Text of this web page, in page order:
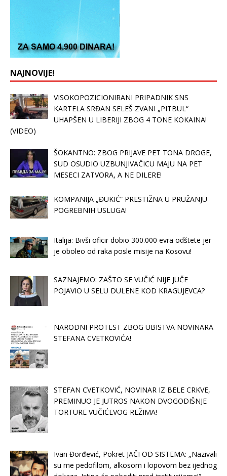
NAJNOVIJE!
VISOKOPOZICIONIRANI PRIPADNIK SNS
KARTELA SRĐAN SELEŠ ZVANI „PITBUL“
UHAPŠEN U LIBERIJI ZBOG 4 TONE KOKAINA!
(VIDEO)
ŠOKANTNO: ZBOG PRIJAVE PET TONA DROGE,
SUD OSUDIO UZBUNJIVAČICU MAJU NA PET
MESECI ZATVORA, A NE DILERE!
KOMPANIJA „ĐUKIĆ“ PRESTIŽNA U PRUŽANJU
POGREBNIH USLUGA!
Italija: Bivši oficir dobio 300.000 evra odštete jer
je oboleo od raka posle misije na Kosovu!
SAZNAJEMO: ZAŠTO SE VUČIĆ NIJE JUČE
POJAVIO U SELU DULENE KOD KRAGUJEVCA?
NARODNI PROTEST ZBOG UBISTVA NOVINARA
STEFANA CVETKOVIĆA!
STEFAN CVETKOVIĆ, NOVINAR IZ BELE CRKVE,
PREMINUO JE JUTROS NAKON DVOGODIŠNJE
TORTURE VUČIĆEVOG REŽIMA!
Ivan Đorđević, Pokret JAČI OD SISTEMA: „Nazivali
su me pedofilom, alkosom i lopovom bez ijednog